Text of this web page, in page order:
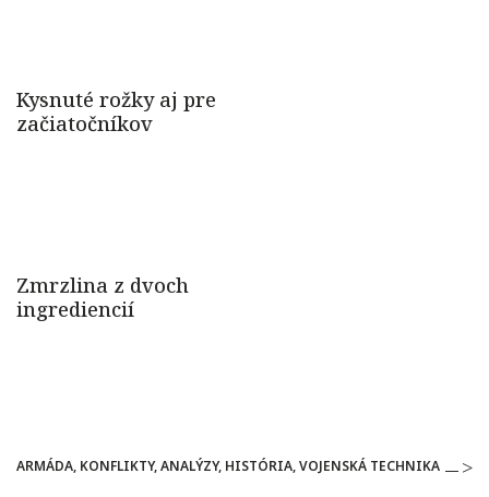
ARMÁDA, KONFLIKTY, ANALÝZY, HISTÓRIA, VOJENSKÁ TECHNIKA